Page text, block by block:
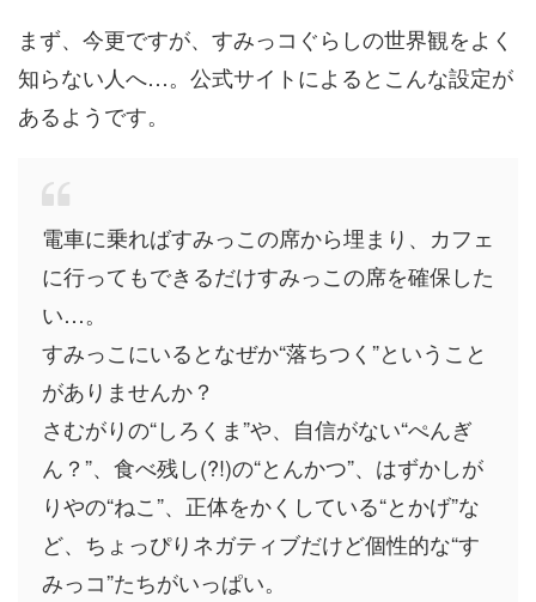
まず、今更ですが、すみっコぐらしの世界観をよく
知らない人へ…。公式サイトによるとこんな設定が
あるようです。
電車に乗ればすみっこの席から埋まり、カフェ
に行ってもできるだけすみっこの席を確保した
い…。
すみっこにいるとなぜか“落ちつく”ということ
がありませんか？
さむがりの“しろくま”や、自信がない“ぺんぎ
ん？”、食べ残し(?!)の“とんかつ”、はずかしが
りやの“ねこ”、正体をかくしている“とかげ”な
ど、ちょっぴりネガティブだけど個性的な“す
みっコ”たちがいっぱい。